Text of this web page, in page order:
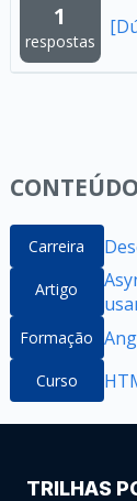
1
respostas
Carreira
Artigo
Formação
Curso
TRILHAS